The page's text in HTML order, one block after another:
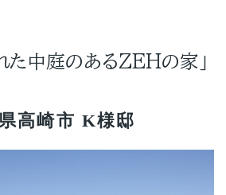
た中庭のあるZEHの家」
高崎市 K様邸